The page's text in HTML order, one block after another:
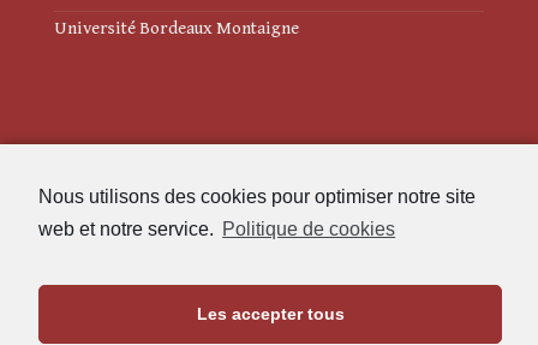
Nous utilisons des cookies pour optimiser notre site
web et notre service. Politique de cookies
Les accepter tous
Université Bordeaux Montaigne
Politique de cookies (UE)